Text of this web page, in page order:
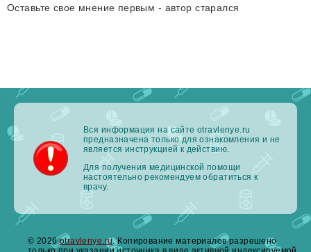
Оставьте свое мнение первым - автор старался
Вся информация на сайте otravlenye.ru
предназначена только для ознакомления и не
является инструкцией к действию.
Для получения медицинской помощи
настоятельно рекомендуем обратиться к
врачу.
© 2026otravlenye.ru. Копирование материалов разрешено